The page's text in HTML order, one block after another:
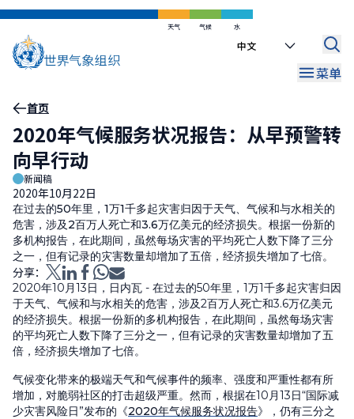
跳
天气 气候 水
Select
菜单
面
包
屑
首页
2020年气候服务状况报告：从早预警转
向早行动
新闻稿
2020年10月22日
在过去的50年里，1万1千多起灾害归因于天气、气候和与水相关的
危害，涉及2百万人死亡和3.6万亿美元的经济损失。根据一份新的
多机构报告，在此期间，虽然每场灾害的平均死亡人数下降了三分
之一，但有记录的灾害数量却增加了五倍，经济损失增加了七倍。
分享：
2020年10月13日，日内瓦 - 在过去的50年里，1万1千多起灾害归因
于天气、气候和与水相关的危害，涉及2百万人死亡和3.6万亿美元
的经济损失。根据一份新的多机构报告，在此期间，虽然每场灾害
的平均死亡人数下降了三分之一，但有记录的灾害数量却增加了五
倍，经济损失增加了七倍。
气候变化带来的极端天气和气候事件的频率、强度和严重性都有所
增加，对脆弱社区的打击超级严重。然而，根据在10月13日“国际减
少灾害风险日”发布的《2020年气候服务状况报告》，仍有三分之